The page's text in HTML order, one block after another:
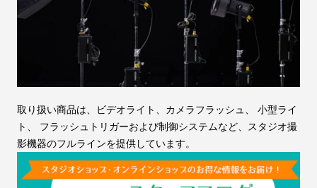
取り扱い商品は、ビデオライト、カメラフラッシュ、 小型ライ
ト、 フラッシュトリガーおよび制御システムなど、スタジオ撮
影機器のフルラインを提供しています。